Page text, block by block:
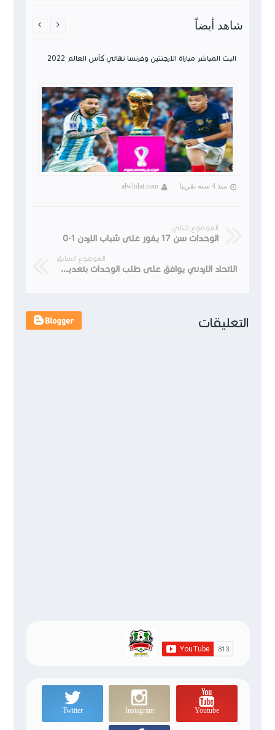
شاهد أيضاً
البث المباشر مباراة الارجنتين وفرنسا نهائي كأس العالم 2022
منذ 4 سنه تقريبا alwhdat.com
 
الموضوع التالي
الوحدات سن 17 يفوز على شباب الاردن 1-0
الموضوع السابق
الاتحاد الاردني يوافق على طلب الوحدات بتعديل توقيت مباراته أمام شباب الأردن
التعليقات
Youtube
Instagram
Twitter